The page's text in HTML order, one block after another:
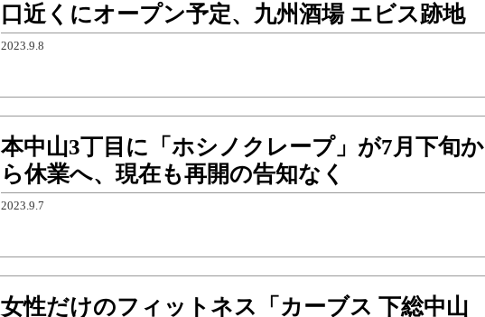
口近くにオープン予定、九州酒場 エビス跡地
2023.9.8
本中山3丁目に「ホシノクレープ」が7月下旬か
ら休業へ、現在も再開の告知なく
2023.9.7
女性だけのフィットネス「カーブス 下総中山